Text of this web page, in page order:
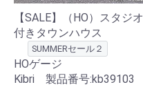
【SALE】（HO）スタジオ
付きタウンハウス
SUMMERセール２
HOゲージ
Kibri 製品番号:kb39103